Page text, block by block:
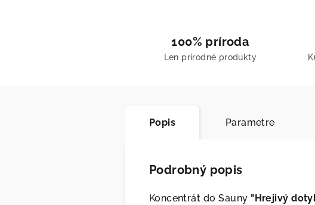
100% príroda
Len prírodné produkty
Popis Parametre
Podrobný popis
Koncentrát do Sauny "Hrejivý